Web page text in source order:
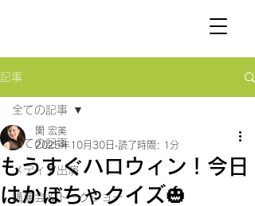
記事
全ての記事
メディア出演
講演会＆トークショー
全ての記事
もうすぐハロウィン！今日
はかぼちゃクイズ🎃
関 宏美
2025年10月30日 読了時間: 1分